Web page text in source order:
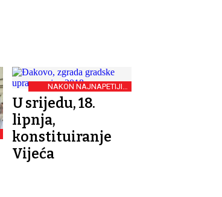
NAKON NAJNAPETIJIH
LOKALNIH IZBORA I BITKE
U srijedu, 18.
lipnja,
konstituiranje
Vijeća